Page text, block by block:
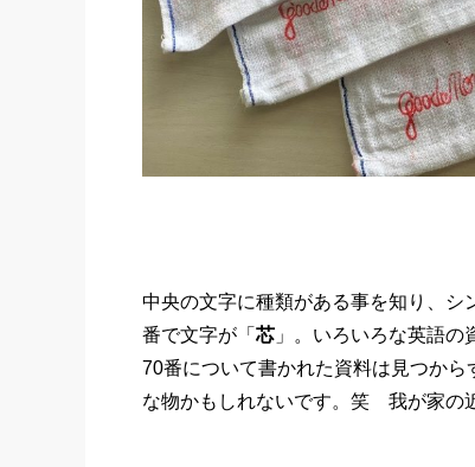
中央の文字に種類がある事を知り、
番で文字が「 芯 」。いろいろな英語の
70番について書かれた資料は見つか
な物かもしれないです。笑 我が家の